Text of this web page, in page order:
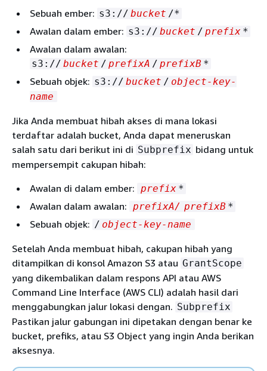
Sebuah ember: s3:// bucket /*
Awalan dalam ember: s3:// bucket / prefix *
Awalan dalam awalan:
s3:// bucket / prefixA / prefixB *
Sebuah objek: s3:// bucket / object-key-
name
Jika Anda membuat hibah akses di mana lokasi
terdaftar adalah bucket, Anda dapat meneruskan
salah satu dari berikut ini di Subprefix bidang untuk
mempersempit cakupan hibah:
Awalan di dalam ember: prefix *
Awalan dalam awalan: prefixA/ prefixB *
Sebuah objek: / object-key-name
Setelah Anda membuat hibah, cakupan hibah yang
ditampilkan di konsol Amazon S3 atau GrantScope
yang dikembalikan dalam respons API atau AWS
Command Line Interface (AWS CLI) adalah hasil dari
menggabungkan jalur lokasi dengan. Subprefix
Pastikan jalur gabungan ini dipetakan dengan benar ke
bucket, prefiks, atau S3 Object yang ingin Anda berikan
aksesnya.